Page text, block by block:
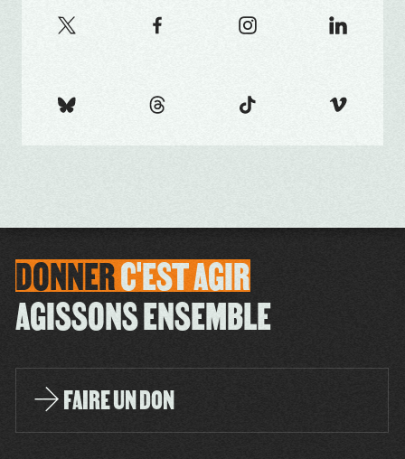
DONNERC'ESTAGIR
AGISSONS ENSEMBLE
FAIRE UN DON